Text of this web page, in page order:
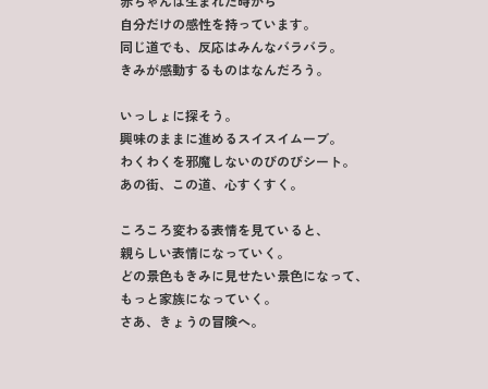
自分だけの感性を持っています。
同じ道でも、反応はみんなバラバラ。
きみが感動するものはなんだろう。
いっしょに探そう。
興味のままに進めるスイスイムーブ。
わくわくを邪魔しないのびのびシート。
あの街、この道、心すくすく。
ころころ変わる表情を見ていると、
親らしい表情になっていく。
どの景色もきみに見せたい景色になって、
もっと家族になっていく。
さあ、きょうの冒険へ。